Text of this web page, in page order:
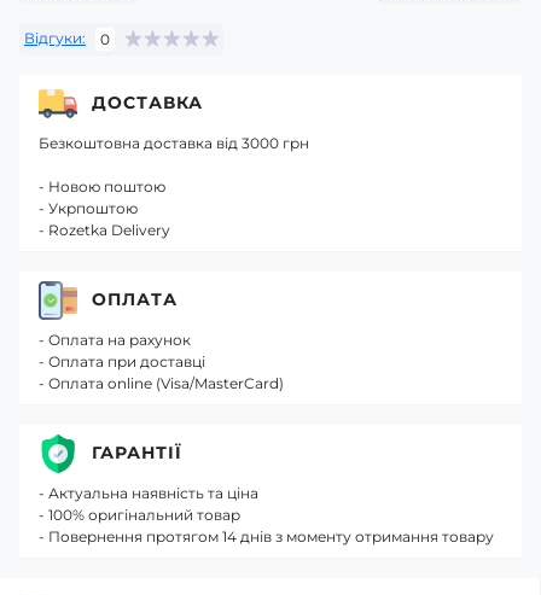
Відгуки: 0
ДОСТАВКА
Безкоштовна доставка від 3000 грн
- Новою поштою
- Укрпоштою
- Rozetka Delivery
ОПЛАТА
- Оплата на рахунок
- Оплата при доставці
- Оплата online (Visa/MasterCard)
ГАРАНТІЇ
- Актуальна наявність та ціна
- 100% оригінальний товар
- Повернення протягом 14 днів з моменту отримання товару